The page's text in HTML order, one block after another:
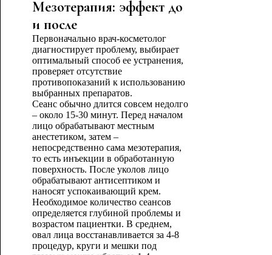
Мезотерапия: эффект до
и после
Первоначально врач-косметолог
диагностирует проблему, выбирает
оптимальный способ ее устранения,
проверяет отсутствие
противопоказаний к использованию
выбранных препаратов.
Сеанс обычно длится совсем недолго
– около 15-30 минут. Перед началом
лицо обрабатывают местным
анестетиком, затем –
непосредственно сама мезотерапия,
то есть инъекции в обработанную
поверхность. После уколов лицо
обрабатывают антисептиком и
наносят успокаивающий крем.
Необходимое количество сеансов
определяется глубиной проблемы и
возрастом пациентки. В среднем,
овал лица восстанавливается за 4-8
процедур, круги и мешки под